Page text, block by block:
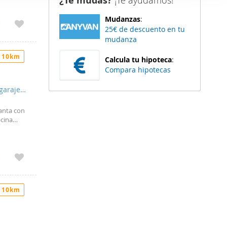
funciones
del
del uso
plato de
está
con
a
Los
DE
Mudanzas:
25€ de descuento en tu
mudanza
Calcula tu hipoteca:
Compara hipotecas